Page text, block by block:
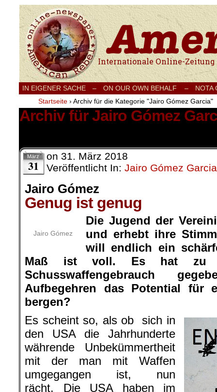
Internationale Onlinezeitung für Frieden,
IN EIGENER SACHE – ON OUR OWN BEHALF –
NOTA
Startseite › Archiv für die Kategorie "Jairo Gómez Garcia"
Archiv für Jairo Gómez
März
31
on 31. März 2018
Veröffentlicht In: Jairo Gómez Garcia
Jairo Gómez
Genug ist genug
Jairo Gómez
Die Jugend der
und erhebt ihre
will endlich ein
Maß ist voll. Es hat zu
Schusswaffengebrauch
Aufbegehren das Potential für
bergen?
Es scheint so, als ob sich in
den USA die Jahrhunderte
währende Unbekümmertheit
mit der man mit Waffen
umgegangen ist, nun
rächt. Die USA haben im